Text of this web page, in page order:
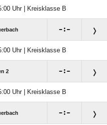
Uhr | Kreisklasse B
:
Uhr | Kreisklasse B
2 :
Uhr | Kreisklasse B
: